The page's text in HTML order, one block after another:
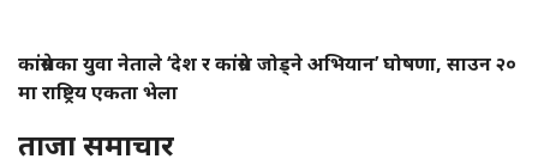
कांग्रेसका युवा नेताले ‘देश र कांग्रेस जोड्ने अभियान’ घोषणा, साउन २०
मा राष्ट्रिय एकता भेला
ताजा समाचार